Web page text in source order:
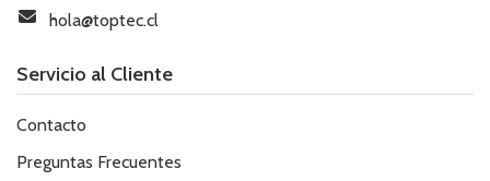
hola@toptec.cl
Servicio al Cliente
Contacto
Preguntas Frecuentes